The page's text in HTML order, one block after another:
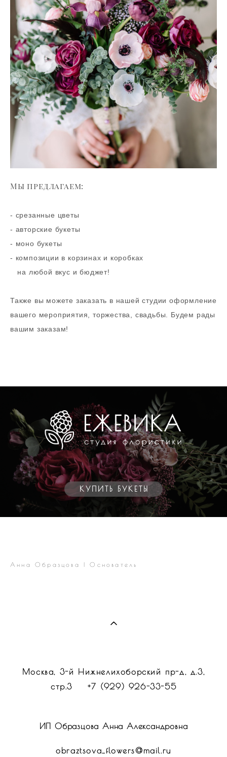
Мы предлагаем:
- срезанные цветы
- авторские букеты
- моно букеты
- композиции в корзинах и коробках
на любой вкус и бюджет!
Также вы можете заказать в нашей студии оформление
вашего мероприятия, торжества, свадьбы. Будем рады
вашим заказам!
КУПИТЬ БУКЕТЫ
Анна Образцова | Основатель
Москва, 3-й Нижнелихоборский пр-д, д.3,
стр.3 +7 (929) 926-33-55
ИП Образцова Анна Александровна
obraztsova_flowers@mail.ru